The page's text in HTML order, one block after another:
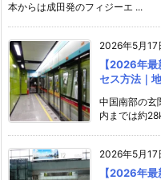
本からは成田発のフィジーエ ...
2026年5月17
【2026年
セス方法｜
中国南部の玄
内までは約
2026年5月17
【2026年